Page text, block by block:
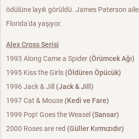
ödülüne layık görüldü. James Paterson
Florida'da yaşıyor.
Alex Cross Serisi
1993 Along Came a Spider (Örümcek Ağı)
1995 Kiss the Girls (Öldüren Öpücük)
1996 Jack & Jill (Jack & Jill)
1997 Cat & Mouse (Kedi ve Fare)
1999 Pop! Goes the Weasel (Sansar)
2000 Roses are red (Güller Kırmızıdır)